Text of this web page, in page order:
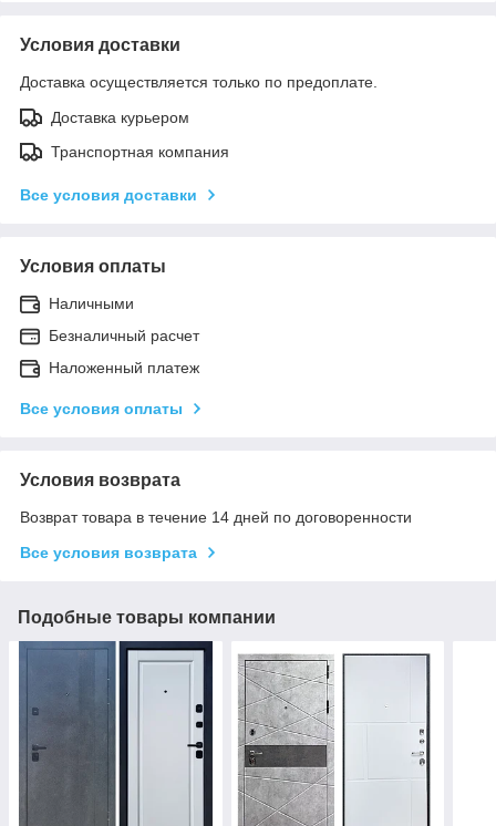
Условия доставки
Доставка осуществляется только по предоплате.
Доставка курьером
Транспортная компания
Все условия доставки
Условия оплаты
Наличными
Безналичный расчет
Наложенный платеж
Все условия оплаты
Условия возврата
Возврат товара в течение 14 дней по договоренности
Все условия возврата
Подобные товары компании